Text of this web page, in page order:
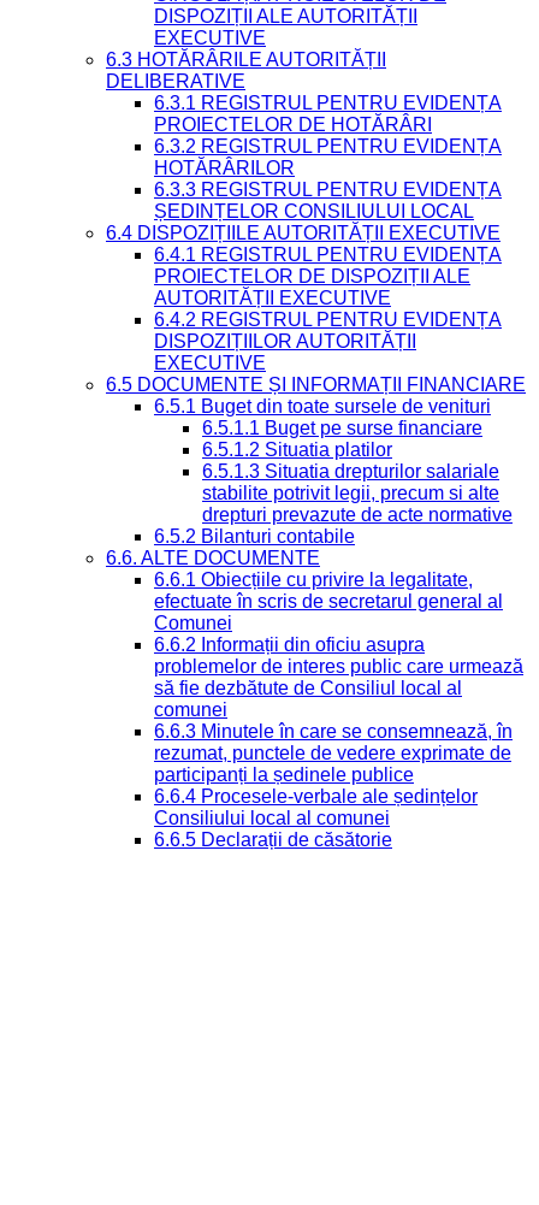
DISPOZIȚII ALE AUTORITĂȚII
EXECUTIVE
6.3 HOTĂRÂRILE AUTORITĂȚII
DELIBERATIVE
6.3.1 REGISTRUL PENTRU EVIDENȚA
PROIECTELOR DE HOTĂRÂRI
6.3.2 REGISTRUL PENTRU EVIDENȚA
HOTĂRÂRILOR
6.3.3 REGISTRUL PENTRU EVIDENȚA
ȘEDINȚELOR CONSILIULUI LOCAL
6.4 DISPOZIȚIILE AUTORITĂȚII EXECUTIVE
6.4.1 REGISTRUL PENTRU EVIDENȚA
PROIECTELOR DE DISPOZIȚII ALE
AUTORITĂȚII EXECUTIVE
6.4.2 REGISTRUL PENTRU EVIDENȚA
DISPOZIȚIILOR AUTORITĂȚII
EXECUTIVE
6.5 DOCUMENTE ȘI INFORMAȚII FINANCIARE
6.5.1 Buget din toate sursele de venituri
6.5.1.1 Buget pe surse financiare
6.5.1.2 Situatia platilor
6.5.1.3 Situatia drepturilor salariale
stabilite potrivit legii, precum si alte
drepturi prevazute de acte normative
6.5.2 Bilanturi contabile
6.6. ALTE DOCUMENTE
6.6.1 Obiecțiile cu privire la legalitate,
efectuate în scris de secretarul general al
Comunei
6.6.2 Informații din oficiu asupra
problemelor de interes public care urmează
să fie dezbătute de Consiliul local al
comunei
6.6.3 Minutele în care se consemnează, în
rezumat, punctele de vedere exprimate de
participanți la ședinele publice
6.6.4 Procesele-verbale ale ședințelor
Consiliului local al comunei
6.6.5 Declarații de căsătorie